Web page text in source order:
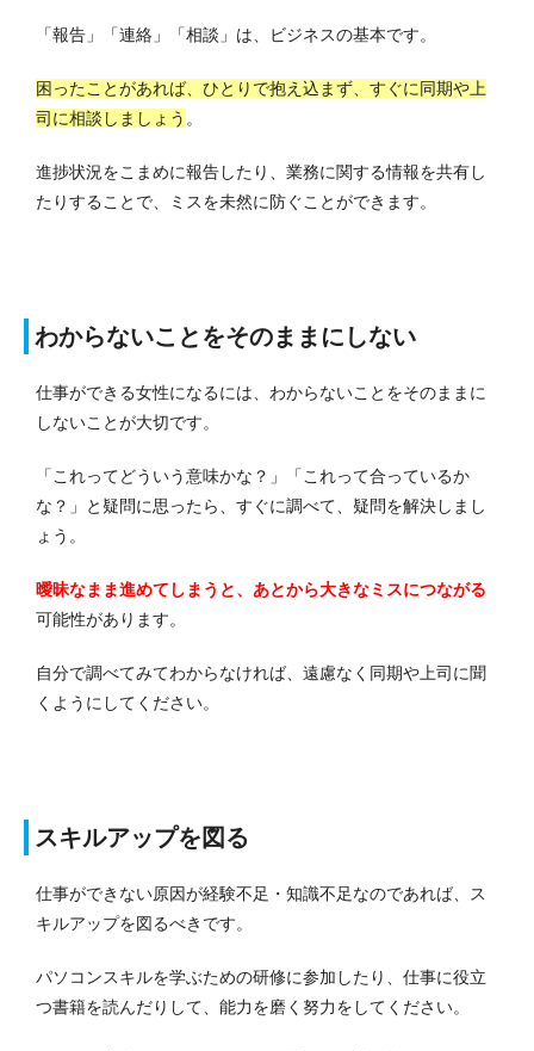
「報告」「連絡」「相談」は、ビジネスの基本です。
困ったことがあれば、ひとりで抱え込まず、すぐに同期や上
司に相談しましょう 。
進捗状況をこまめに報告したり、業務に関する情報を共有し
たりすることで、ミスを未然に防ぐことができます。
わからないことをそのままにしない
仕事ができる女性になるには、わからないことをそのままに
しないことが大切です。
「これってどういう意味かな？」「これって合っているか
な？」と疑問に思ったら、すぐに調べて、疑問を解決しまし
ょう。
曖昧なまま進めてしまうと、あとから大きなミスにつながる
可能性があります。
自分で調べてみてわからなければ、遠慮なく同期や上司に聞
くようにしてください。
スキルアップを図る
仕事ができない原因が経験不足・知識不足なのであれば、ス
キルアップを図るべきです。
パソコンスキルを学ぶための研修に参加したり、仕事に役立
つ書籍を読んだりして、能力を磨く努力をしてください。